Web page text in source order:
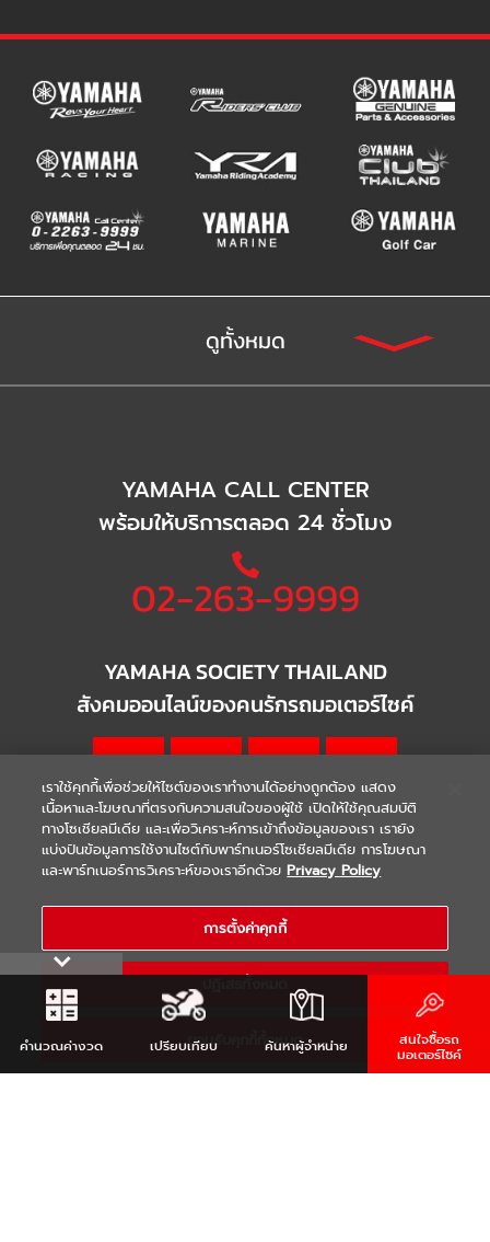
ดูทั้งหมด
YAMAHA CALL CENTER
พร้อมให้บริการตลอด 24 ชั่วโมง
02-263-9999
YAMAHA SOCIETY THAILAND
สังคมออนไลน์ของคนรักรถมอเตอร์ไซค์
WARRANTY | Terms & Conditions
COPYRIGHT 2021 THAI YAMAHA MOTOR CO.,LTD. ALL RIGHTS
RESERVED
คำนวณค่างวด เปรียบเทียบ ค้นหาผู้จำหน่าย สนใจซื้อรถ
มอเตอร์ไซค์
เราใช้คุกกี้เพื่อช่วยให้ไซต์ของเราทำงานได้อย่างถูกต้อง แสดง
เนื้อหาและโฆษณาที่ตรงกับความสนใจของผู้ใช้ เปิดให้ใช้คุณสมบัติ
ทางโซเชียลมีเดีย และเพื่อวิเคราะห์การเข้าถึงข้อมูลของเรา เรายัง
แบ่งปันข้อมูลการใช้งานไซต์กับพาร์ทเนอร์โซเชียลมีเดีย การโฆษณา
และพาร์ทเนอร์การวิเคราะห์ของเราอีกด้วย Privacy Policy
การตั้งค่าคุกกี้
ยอมรับคุกกี้ทั้งหมด